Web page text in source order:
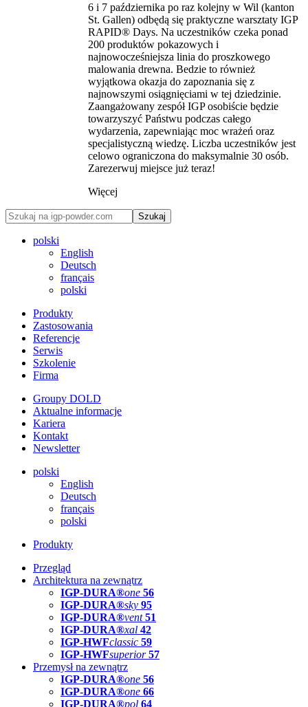
6 i 7 października po raz kolejny w Wil (kanton
St. Gallen) odbędą się praktyczne warsztaty IGP
RAPID® Days. Na uczestników czeka ponad
200 produktów pokazowych i
najnowocześniejsza linia do proszkowego
malowania drewna. Bedzie to również
wyjątkowa okazja do zapoznania się z
najnowszymi osiągnięciami w tej dziedzinie.
Zaangażowany zespół IGP osobiście będzie
towarzyszyć Państwu podczas całego
wydarzenia, zapewniając moc wrażeń oraz
specjalistyczną wiedzę. Liczba uczestników jest
celowo ograniczona do maksymalnie 30 osób.
Zarezerwuj miejsce już teraz!
Więcej
Szukaj
polski
English
Deutsch
français
polski
Produkty
Zastosowania
Referencje
Serwis
Szkolenie
Firma
Groupy DOLD
Aktualne informacje
Kariera
Kontakt
Newsletter
polski
English
Deutsch
français
polski
Produkty
Przegląd
Architektura na zewnątrz
IGP-DURA®one 56
IGP-DURA®sky 95
IGP-DURA®vent 51
IGP-DURA®xal 42
IGP-HWFclassic 59
IGP-HWFsuperior 57
Przemysł na zewnątrz
IGP-DURA®one 56
IGP-DURA®one 66
IGP-DURA®pol 64